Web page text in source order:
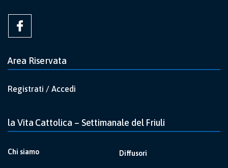
Area Riservata
Registrati / Accedi
la Vita Cattolica – Settimanale del Friuli
Chi siamo Diffusori